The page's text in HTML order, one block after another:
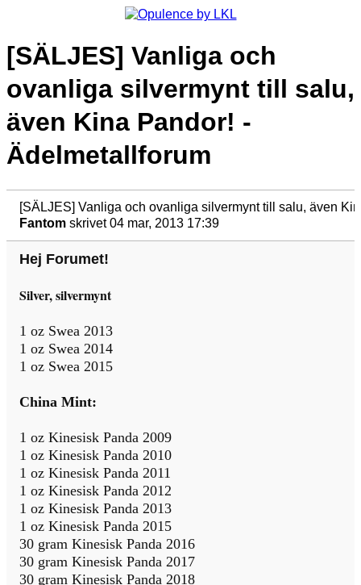
[SÄLJES] Vanliga och
ovanliga silvermynt till salu,
även Kina Pandor! -
Ädelmetallforum
[SÄLJES] Vanliga och ovanliga silvermynt till salu, även
Fantom skrivet 04 mar, 2013 17:39
Hej Forumet!
Silver, silvermynt
1 oz Swea 2013
1 oz Swea 2014
1 oz Swea 2015
China Mint:
1 oz Kinesisk Panda 2009
1 oz Kinesisk Panda 2010
1 oz Kinesisk Panda 2011
1 oz Kinesisk Panda 2012
1 oz Kinesisk Panda 2013
1 oz Kinesisk Panda 2015
30 gram Kinesisk Panda 2016
30 gram Kinesisk Panda 2017
30 gram Kinesisk Panda 2018